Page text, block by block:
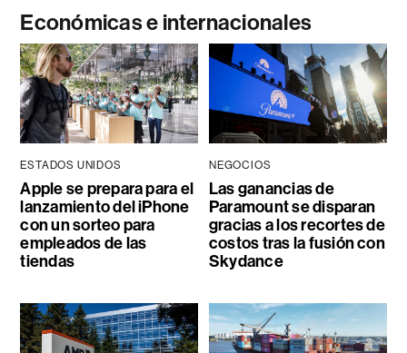
Económicas e internacionales
ESTADOS UNIDOS
Apple se prepara para el
lanzamiento del iPhone
con un sorteo para
empleados de las
tiendas
NEGOCIOS
Las ganancias de
Paramount se disparan
gracias a los recortes de
costos tras la fusión con
Skydance